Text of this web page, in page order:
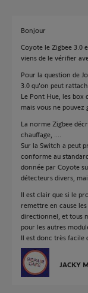
Bonjour
Coyote le Zigbee 3.0
viens de le vérifier
Pour la question de
3.0 qu'on peut
Le Pont Hue, les box
mais vous ne pouvez
La norme Zigbee
chauffage, ....
Sur la Switch a peut
conforme au
donnée par Coyote
détecteurs divers,
Il est clair que si le
remettre en cause
directionnel, et tous
pour les autres
Il est donc très facile
JACKY